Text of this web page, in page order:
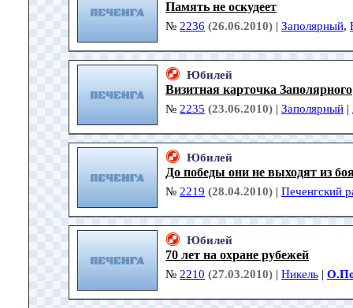
Память не оскудеет
№ 2236 (26.06.2010) | Заполярный,
Юбилей
Визитная карточка Заполярного
№ 2235 (23.06.2010) | Заполярный |
Юбилей
До победы они не выходят из
№ 2219 (28.04.2010) | Печенгский
Юбилей
70 лет на охране рубежей
№ 2210 (27.03.2010) | Никель |